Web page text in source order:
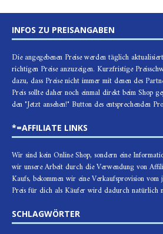
INFOS ZU PREISANGABEN
Die angegebenen Preise werden täglich
richtigen Preise anzuzeigen. Kurzfristige
dazu, dass Preise nicht immer mit denen des
Preis sollte daher noch einmal direkt beim Shop
den "Jetzt ansehen!" Button des entsprechenden
*=AFFILIATE LINKS
Wir sind kein Online Shop, sondern eine
wir unsere Arbeit durch die Verwendung von
Kaufs, bekommen wir eine Verkaufsprovision
Preis für dich als Käufer wird dadurch natürlich
SCHLAGWÖRTER